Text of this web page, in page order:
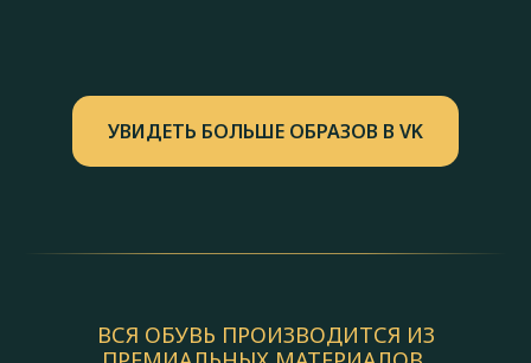
УВИДЕТЬ БОЛЬШЕ ОБРАЗОВ В VK
ВСЯ ОБУВЬ ПРОИЗВОДИТСЯ ИЗ